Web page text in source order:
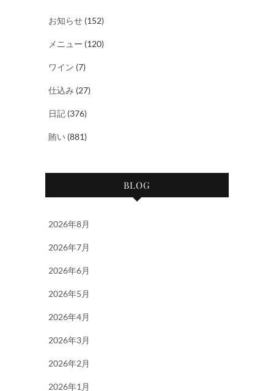
お知らせ (152)
メニュー (120)
ワイン (7)
仕込み (27)
日記 (376)
賄い (881)
BLOG
2026年8月
2026年7月
2026年6月
2026年5月
2026年4月
2026年3月
2026年2月
2026年1月